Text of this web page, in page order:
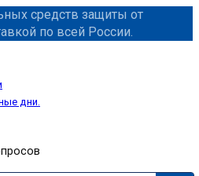
средств защиты от
по всей России.
дни.